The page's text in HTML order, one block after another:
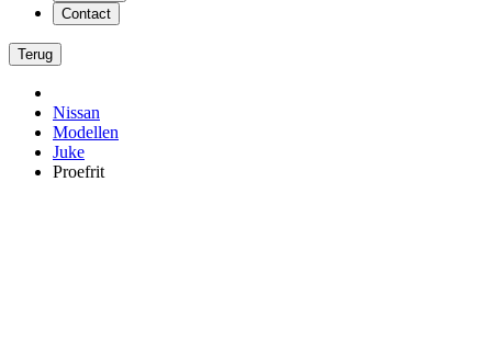
Contact
Terug
Nissan
Modellen
Juke
Proefrit